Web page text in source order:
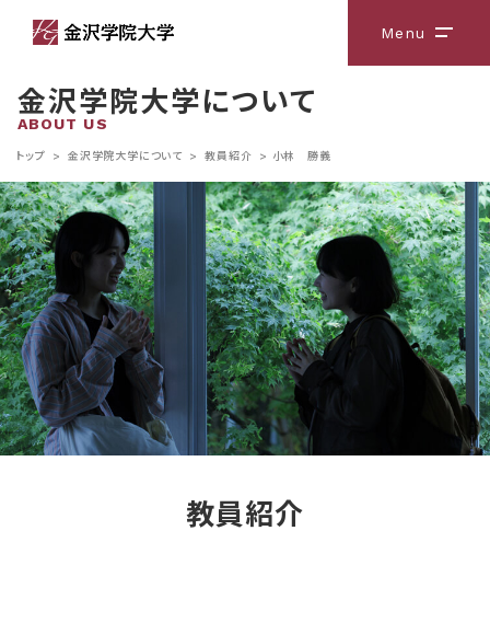
Menu メニ
金沢学院大学について
ABOUT US
トップ > 金沢学院大学について > 教員紹介 > 小林 勝義
教員紹介